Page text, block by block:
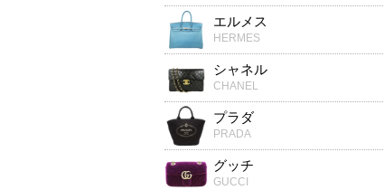
エルメス
HERMES
シャネル
CHANEL
プラダ
PRADA
グッチ
GUCCI